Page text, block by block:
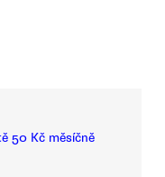
50 Kč měsíčně